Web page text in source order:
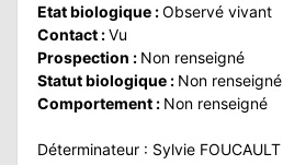
Etat biologique :Observé vivant
Contact :Vu
Prospection : Non renseigné
Statut biologique : Non renseigné
Comportement : Non renseigné
Déterminateur : Sylvie FOUCAULT